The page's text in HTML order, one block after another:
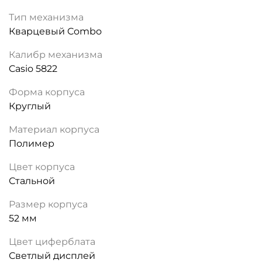
Тип механизма
Кварцевый Combo
Калибр механизма
Casio 5822
Форма корпуса
Круглый
Материал корпуса
Полимер
Цвет корпуса
Стальной
Размер корпуса
52 мм
Цвет циферблата
Светлый дисплей